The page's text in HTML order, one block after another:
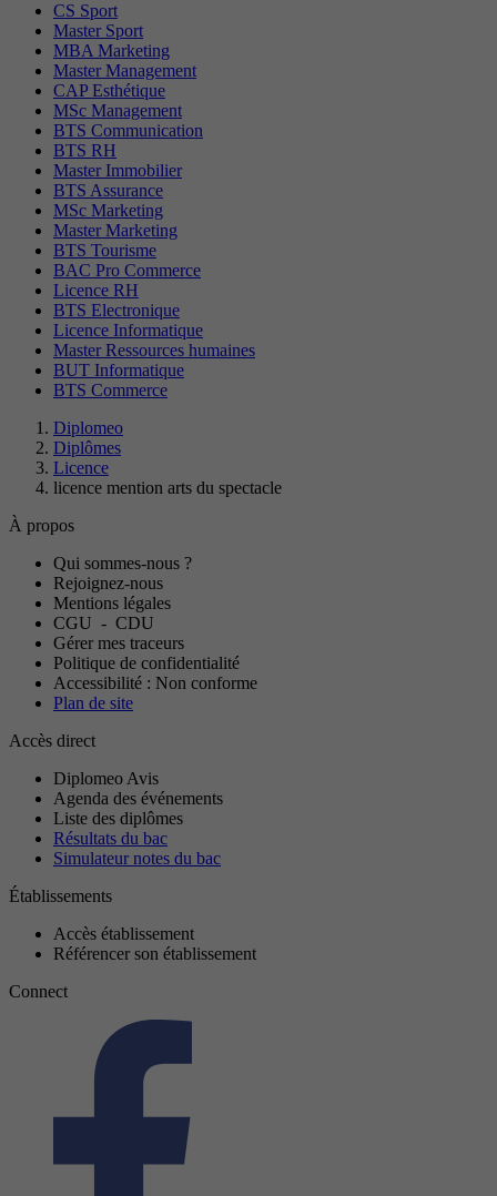
CS Sport
Master Sport
MBA Marketing
Master Management
CAP Esthétique
MSc Management
BTS Communication
BTS RH
Master Immobilier
BTS Assurance
MSc Marketing
Master Marketing
BTS Tourisme
BAC Pro Commerce
Licence RH
BTS Electronique
Licence Informatique
Master Ressources humaines
BUT Informatique
BTS Commerce
Diplomeo
Diplômes
Licence
licence mention arts du spectacle
À propos
Qui sommes-nous ?
Rejoignez-nous
Mentions légales
CGU - CDU
Gérer mes traceurs
Politique de confidentialité
Accessibilité : Non conforme
Plan de site
Accès direct
Diplomeo Avis
Agenda des événements
Liste des diplômes
Résultats du bac
Simulateur notes du bac
Établissements
Accès établissement
Référencer son établissement
Connect